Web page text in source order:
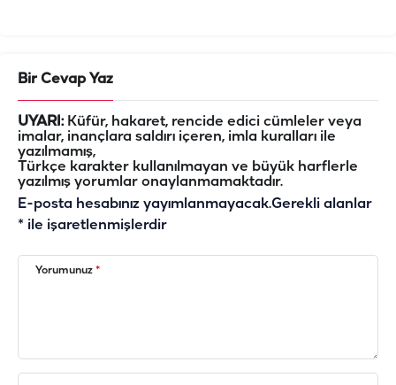
Bir Cevap Yaz
UYARI:Küfür, hakaret, rencide edici cümleler veya
imalar, inançlara saldırı içeren, imla kuralları ile
yazılmamış,
Türkçe karakter kullanılmayan ve büyük harflerle
yazılmış yorumlar onaylanmamaktadır.
E-posta hesabınız yayımlanmayacak.Gerekli alanlar
* ile işaretlenmişlerdir
Yorumunuz *